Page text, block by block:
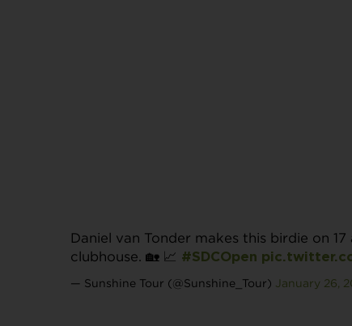
Daniel van Tonder makes this birdie on
clubhouse. 🏡 📈 #SDCOpen
— Sunshine Tour (@Sunshine_Tour) January 26,